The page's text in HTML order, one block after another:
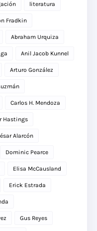
literatura
Fradkin
Abraham Urquiza
Anil Jacob Kunnel
Arturo González
Carlos H. Mendoza
Hastings
Alarcón
Dominic Pearce
Elisa McCausland
Erick Estrada
Gus Reyes